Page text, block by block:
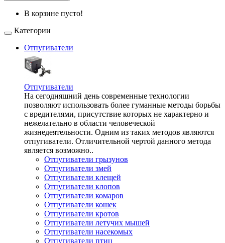
В корзине пусто!
Категории
Отпугиватели
Отпугиватели
На сегодняшний день современные технологии
позволяют использовать более гуманные методы борьбы
с вредителями, присутствие которых не характерно и
нежелательно в области человеческой
жизнедеятельности. Одним из таких методов являются
отпугиватели. Отличительной чертой данного метода
является возможно..
Отпугиватели грызунов
Отпугиватели змей
Отпугиватели клещей
Отпугиватели клопов
Отпугиватели комаров
Отпугиватели кошек
Отпугиватели кротов
Отпугиватели летучих мышей
Отпугиватели насекомых
Отпугиватели птиц